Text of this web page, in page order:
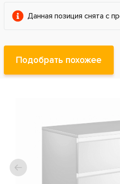
Данная позиция снята с
Подобрать похожее